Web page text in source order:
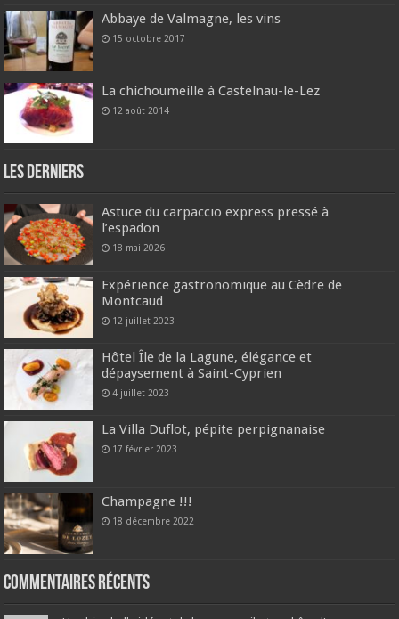
Abbaye de Valmagne, les vins
15 octobre 2017
La chichoumeille à Castelnau-le-Lez
12 août 2014
Les derniers
Astuce du carpaccio express pressé à
l’espadon
18 mai 2026
Expérience gastronomique au Cèdre de
Montcaud
12 juillet 2023
Hôtel Île de la Lagune, élégance et
dépaysement à Saint-Cyprien
4 juillet 2023
La Villa Duflot, pépite perpignanaise
17 février 2023
Champagne !!!
18 décembre 2022
Commentaires récents